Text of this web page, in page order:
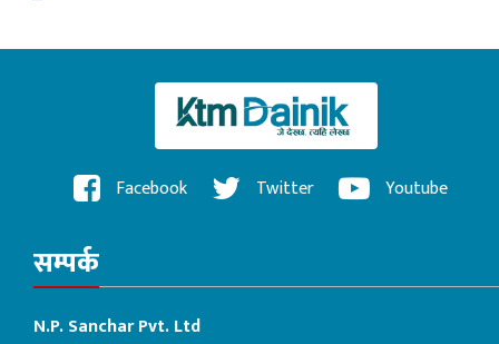
Facebook Twitter Youtube
सम्पर्क
N.P. Sanchar Pvt. Ltd